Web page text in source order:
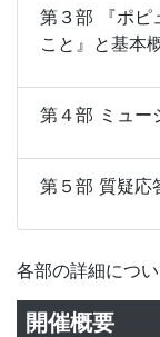
第３部 『ポピ
こと』と基本
第４部 ミュー
第５部 質疑応
各部の詳細につ
開催概要